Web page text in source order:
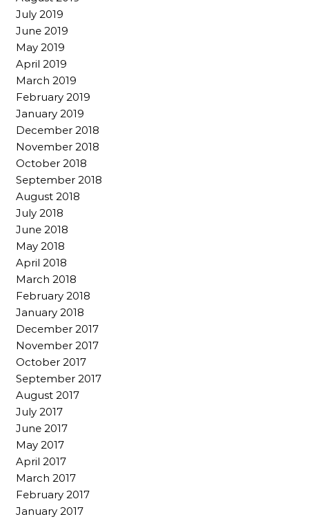
July 2019
June 2019
May 2019
April 2019
March 2019
February 2019
January 2019
December 2018
November 2018
October 2018
September 2018
August 2018
July 2018
June 2018
May 2018
April 2018
March 2018
February 2018
January 2018
December 2017
November 2017
October 2017
September 2017
August 2017
July 2017
June 2017
May 2017
April 2017
March 2017
February 2017
January 2017